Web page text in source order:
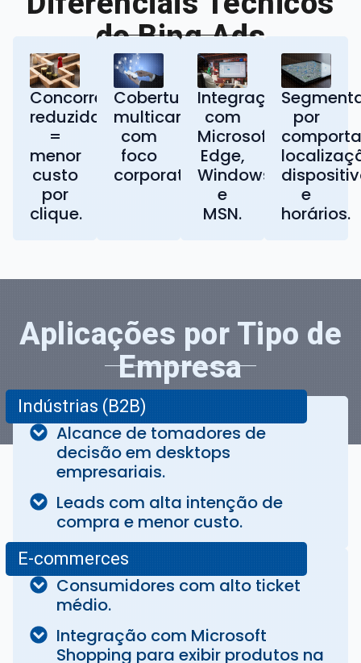
do Bing Ads
Concorrência
reduzida
=
menor
custo
por
clique.
Cobertura
multicanal
com
foco
corporativo.
Integração
com
Microsoft
Edge,
Windows
e
MSN.
por
e
horários.
Aplicações por Tipo de
Empresa
Indústrias (B2B)
Alcance de tomadores de
decisão em desktops
empresariais.
Leads com alta intenção de
compra e menor custo.
E-commerces
Consumidores com alto ticket
médio.
Integração com Microsoft
Shopping para exibir produtos na